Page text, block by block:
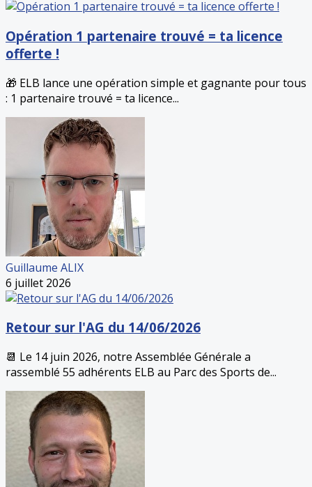
Opération 1 partenaire trouvé = ta licence
offerte !
🎁 ELB lance une opération simple et gagnante pour tous
: 1 partenaire trouvé = ta licence...
Guillaume ALIX
6 juillet 2026
Retour sur l'AG du 14/06/2026
📆 Le 14 juin 2026, notre Assemblée Générale a
rassemblé 55 adhérents ELB au Parc des Sports de...